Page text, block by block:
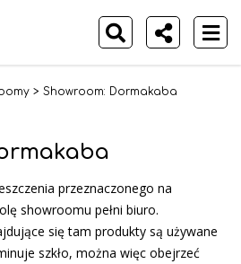
> Showroom: Dormakaba
przeznaczonego na
showroomu pełni biuro.
się tam produkty są używane
szkło, można więc obejrzeć